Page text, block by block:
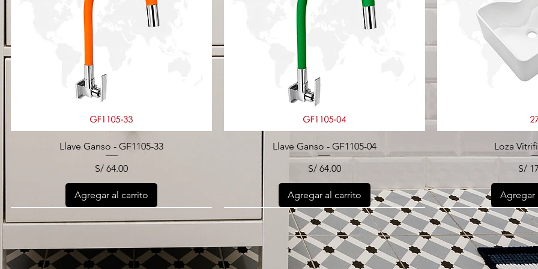
Llave Ganso - GF1105-33
Precio
S/ 64.00
Agregar al carrito
Llave Ganso - GF1105-04
Precio
S/ 64.00
Agregar al carrito
Loza
S/
Agregar